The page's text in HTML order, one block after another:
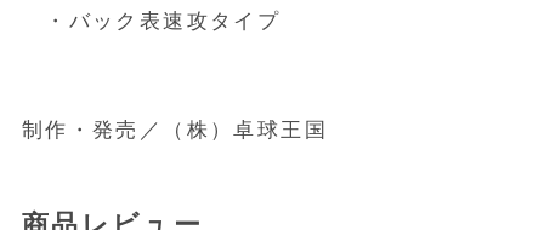
・バック表速攻タイプ
制作・発売／（株）卓球王国